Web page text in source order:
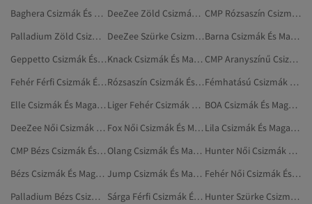
Baghera Csizmák És Magas Szárú Csizmák
DeeZee Zöld Csizmák És Magas Szárú Csizmák
CMP Rózsaszín Csizmák És Magas Szárú Csizmák
Palladium Zöld Csizmák És Magas Szárú Csizmák
DeeZee Szürke Csizmák És Magas Szárú Csizmák
Barna Csizmák És Magas Szárú Csizmák
Geppetto Csizmák És Magas Szárú Csizmák
Knack Csizmák És Magas Szárú Csizmák
CMP Aranyszínű Csizmák És Magas Szárú Csizmák
Fehér Férfi Csizmák És Magas Szárú Csizmák
Rózsaszín Csizmák És Magas Szárú Csizmák
Fémhatású Csizmák És Magas Szárú Csizmák
Elle Csizmák És Magas Szárú Csizmák
Liger Fehér Csizmák És Magas Szárú Csizmák
BOA Csizmák És Magas Szárú Csizmák
DeeZee Női Csizmák És Magas Szárú Csizmák
Fox Női Csizmák És Magas Szárú Csizmák
Lila Csizmák És Magas Szárú Csizmák
CMP Bézs Csizmák És Magas Szárú Csizmák
Olang Csizmák És Magas Szárú Csizmák
Hunter Női Csizmák És Magas Szárú Csizmák
Bézs Csizmák És Magas Szárú Csizmák
Jump Csizmák És Magas Szárú Csizmák
Fehér Női Csizmák És Magas Szárú Csizmák
Palladium Bézs Csizmák És Magas Szárú Csizmák
Sárga Férfi Csizmák És Magas Szárú Csizmák
Hunter Szürke Csizmák És Magas Szárú Csizmák